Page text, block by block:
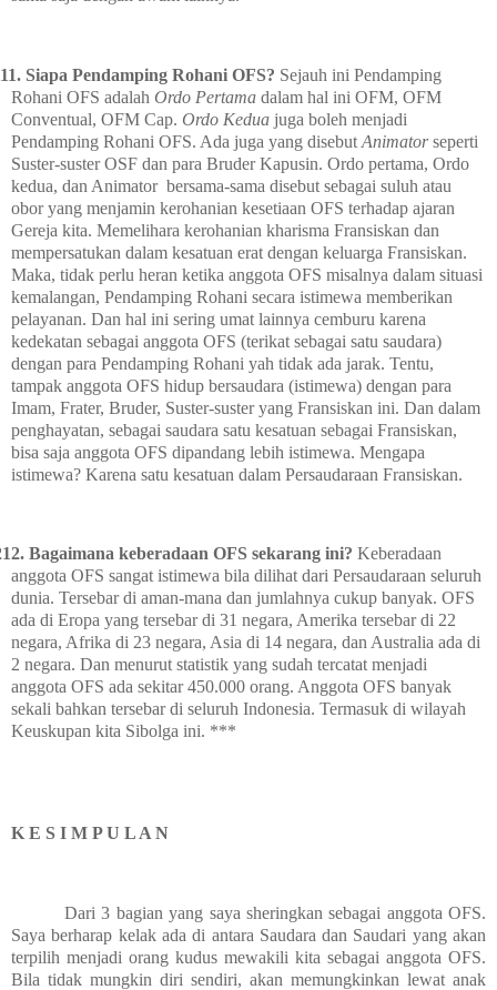
Siapa Pendamping Rohani OFS? Sejauh ini Pendamping
Rohani OFS adalah Ordo Pertama dalam hal ini OFM, OFM
Conventual, OFM Cap. Ordo Kedua juga boleh menjadi
Pendamping Rohani OFS. Ada juga yang disebut Animatorseperti
Suster-suster OSF dan para Bruder Kapusin. Ordo pertama, Ordo
kedua, dan Animator bersama-sama disebut sebagai suluh atau
obor yang menjamin kerohanian kesetiaan OFS terhadap ajaran
Gereja kita. Memelihara kerohanian kharisma Fransiskan dan
mempersatukan dalam kesatuan erat dengan keluarga Fransiskan.
Maka, tidak perlu heran ketika anggota OFS misalnya dalam situasi
kemalangan, Pendamping Rohani secara istimewa memberikan
pelayanan. Dan hal ini sering umat lainnya cemburu karena
kedekatan sebagai anggota OFS (terikat sebagai satu saudara)
dengan para Pendamping Rohani yah tidak ada jarak. Tentu,
tampak anggota OFS hidup bersaudara (istimewa) dengan para
Imam, Frater, Bruder, Suster-suster yang Fransiskan ini. Dan dalam
penghayatan, sebagai saudara satu kesatuan sebagai Fransiskan,
bisa saja anggota OFS dipandang lebih istimewa. Mengapa
istimewa? Karena satu kesatuan dalam Persaudaraan Fransiskan.
Bagaimana keberadaan OFS sekarang ini? Keberadaan
anggota OFS sangat istimewa bila dilihat dari Persaudaraan seluruh
dunia. Tersebar di aman-mana dan jumlahnya cukup banyak. OFS
ada di Eropa yang tersebar di 31 negara, Amerika tersebar di 22
negara, Afrika di 23 negara, Asia di 14 negara, dan Australia ada di
2 negara. Dan menurut statistik yang sudah tercatat menjadi
anggota OFS ada sekitar 450.000 orang. Anggota OFS banyak
sekali bahkan tersebar di seluruh Indonesia. Termasuk di wilayah
Keuskupan kita Sibolga ini. ***
K E S I M P U L A N
Dari 3 bagian yang saya sheringkan sebagai anggota OFS.
Saya berharap kelak ada di antara Saudara dan Saudari yang akan
terpilih menjadi orang kudus mewakili kita sebagai anggota OFS.
Bila tidak mungkin diri sendiri, akan memungkinkan lewat anak